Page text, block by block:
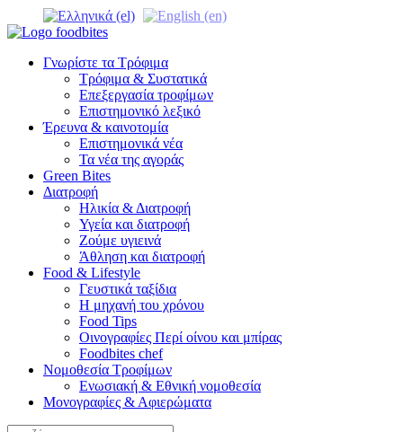
Γνωρίστε τα Τρόφιμα
Τρόφιμα & Συστατικά
Επεξεργασία τροφίμων
Επιστημονικό λεξικό
Έρευνα & καινοτομία
Επιστημονικά νέα
Τα νέα της αγοράς
Green Bites
Διατροφή
Ηλικία & Διατροφή
Υγεία και διατροφή
Ζούμε υγιεινά
Άθληση και διατροφή
Food & Lifestyle
Γευστικά ταξίδια
Η μηχανή του χρόνου
Food Tips
Οινογραφίες Περί οίνου και μπίρας
Foodbites chef
Νομοθεσία Τροφίμων
Ενωσιακή & Εθνική νομοθεσία
Μονογραφίες & Αφιερώματα